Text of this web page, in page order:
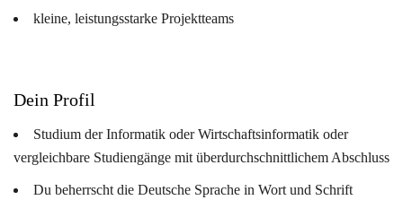
kleine, leistungsstarke Projektteams
Dein Profil
Studium der Informatik oder Wirtschaftsinformatik oder
vergleichbare Studiengänge mit überdurchschnittlichem Abschluss
Du beherrscht die Deutsche Sprache in Wort und Schrift